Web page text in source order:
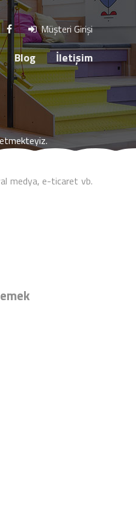
Müşteri Girişi
Blog İletişim
medya, e-ticaret vb.